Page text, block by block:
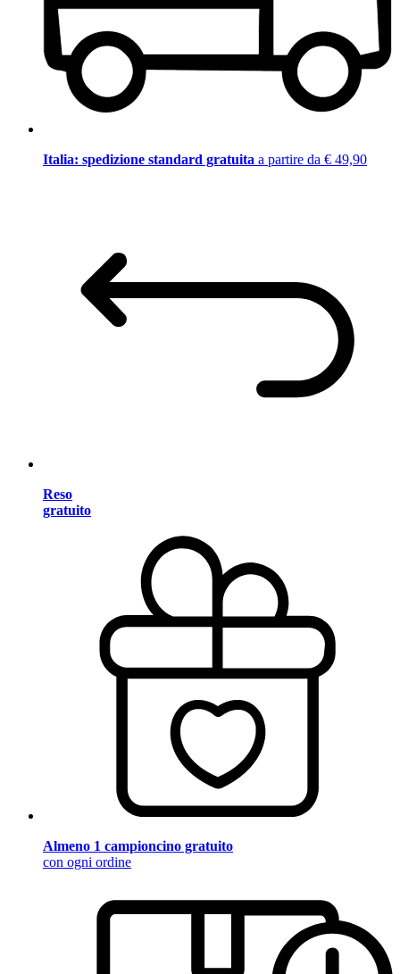
Italia: spedizione standard gratuita a partire da € 49,90
Reso
gratuito
Almeno 1 campioncino gratuito
con ogni ordine